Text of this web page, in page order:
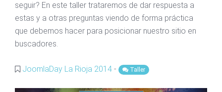
seguir? En este taller trataremos de dar respuesta a
estas y a otras preguntas viendo de forma práctica
que debemos hacer para posicionar nuestro sitio en
buscadores.
JoomlaDay La Rioja 2014 - Taller